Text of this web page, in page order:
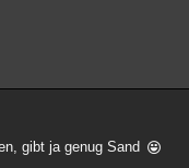
gibt ja genug Sand